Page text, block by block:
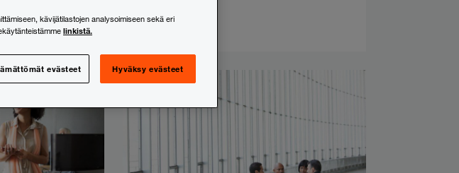
23.6.2026
kävijätilastojen analysoimiseen sekä eri
linkistä.
evästeet Hyväksy evästeet